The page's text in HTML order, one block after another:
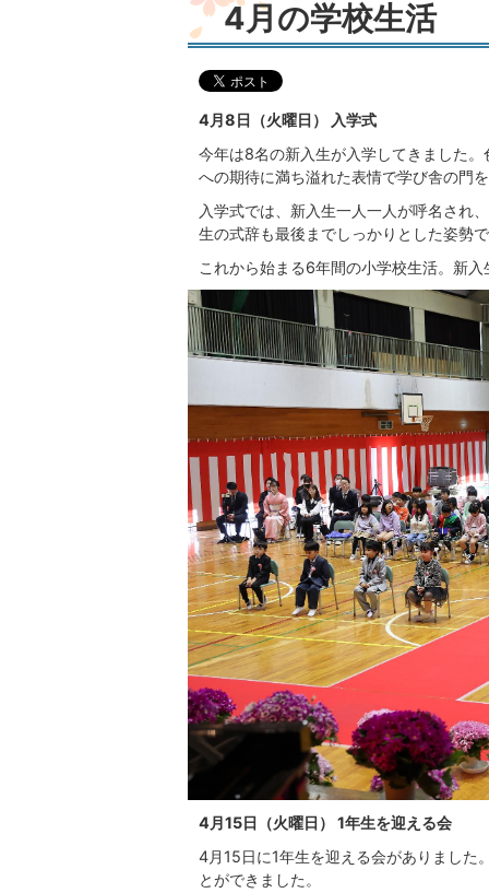
4月の学校生活
4月8日（火曜日） 入学式
今年は8名の新入生が入学してきました
への期待に満ち溢れた表情で学び舎の門
入学式では、新入生一人一人が呼名され
生の式辞も最後までしっかりとした姿勢
これから始まる6年間の小学校生活。新
4月15日（火曜日） 1年生を迎える会
4月15日に1年生を迎える会がありました
とができました。